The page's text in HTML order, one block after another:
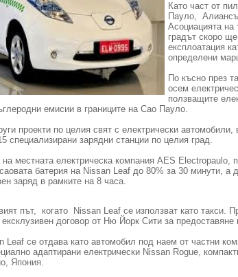
Като част от
Пауло,
Асоциацията на
градът скоро
експлоатация
определени
По късно през
осем
ползващите
емисии в границите на Сао Пауло.
проекти по целия свят с електрически
специализирани зарядни станции по целия град.
местната електрическа компания AES Electropaulo,
батерия на Nissan Leaf до 80% за 30 минути, а
заряд в рамките на 8 часа.
път, когато Nissan Leaf се използват като такси.
договор от Ню Йорк Сити за предоставяне
Leaf се отдава като автомобил под наем от частни
адаптирани електрически Nissan Rogue,
Япония.